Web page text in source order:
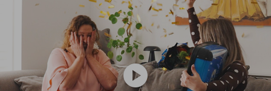
play_circle